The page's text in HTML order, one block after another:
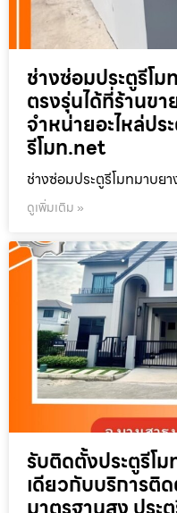
ช่างซ่อมประตูรีโ
ตรงรุ่นได้ที่ร้านขา
จำหน่ายอะไหล่ป
รีโมท.net
ช่างซ่อมประตูรีโมทมาบย
ดูเพิ่มเติม »
รับติดตั้งประตูรีโ
เดียวกับบริการติ